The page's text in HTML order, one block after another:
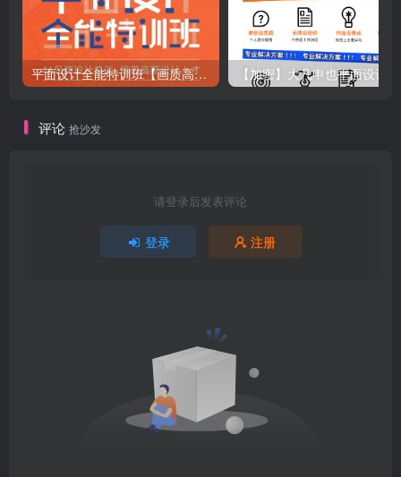
平面设计全能特训班【画质高清】
评论 抢沙发
请登录后发表评论
登录 注册